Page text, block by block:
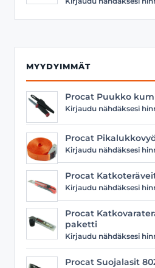
MYYDYIMMÄT
Procat Puukko
Kirjaudu nähdäksesi
Procat
Kirjaudu nähdäksesi
Procat
Kirjaudu nähdäksesi
Procat
paketti
Kirjaudu nähdäksesi
Procat Suojalasit